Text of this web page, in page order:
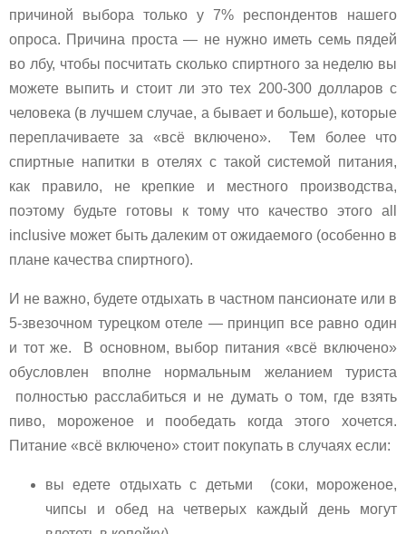
причиной выбора только у 7% респондентов нашего
опроса. Причина проста — не нужно иметь семь пядей
во лбу, чтобы посчитать сколько спиртного за неделю вы
можете выпить и стоит ли это тех 200-300 долларов с
человека (в лучшем случае, а бывает и больше), которые
переплачиваете за «всё включено». Тем более что
спиртные напитки в отелях с такой системой питания,
как правило, не крепкие и местного производства,
поэтому будьте готовы к тому что качество этого all
inclusive может быть далеким от ожидаемого (особенно в
плане качества спиртного).
И не важно, будете отдыхать в частном пансионате или в
5-звезочном турецком отеле — принцип все равно один
и тот же. В основном, выбор питания «всё включено»
обусловлен вполне нормальным желанием туриста
полностью расслабиться и не думать о том, где взять
пиво, мороженое и пообедать когда этого хочется.
Питание «всё включено» стоит покупать в случаях если:
вы едете отдыхать с детьми (соки, мороженое,
чипсы и обед на четверых каждый день могут